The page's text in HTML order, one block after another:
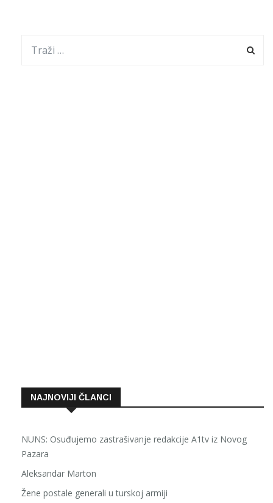
NAJNOVIJI ČLANCI
NUNS: Osuđujemo zastrašivanje redakcije A1tv iz Novog
Pazara
Aleksandar Marton
Žene postale generali u turskoj armiji